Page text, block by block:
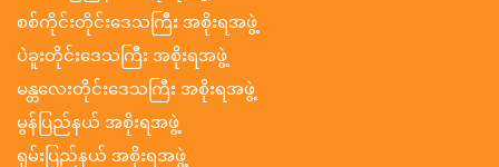
စစ်ကိုင်းတိုင်းဒေသကြီး အစိုးရအဖွဲ့
ပဲခူးတိုင်းဒေသကြီး အစိုးရအဖွဲ့
မန္တလေးတိုင်းဒေသကြီး အစိုးရအဖွဲ့
မွန်ပြည်နယ် အစိုးရအဖွဲ့
ရှမ်းပြည်နယ် အစိုးရအဖွဲ့